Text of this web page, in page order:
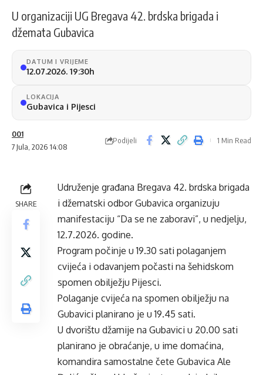
U organizaciji UG Bregava 42. brdska brigada i
džemata Gubavica
DATUM I VRIJEME
12.07.2026. 19:30h
LOKACIJA
Gubavica i Pijesci
7 Jula, 2026 14:08
001
Podijeli 1 Min Read
SHARE
Udruženje građana Bregava 42. brdska brigada
i džematski odbor Gubavica organizuju
manifestaciju “Da se ne zaboravi”, u nedjelju,
12.7.2026. godine.
Program počinje u 19.30 sati polaganjem
cvijeća i odavanjem počasti na šehidskom
spomen obilježju Pijesci.
Polaganje cvijeća na spomen obilježju na
Gubavici planirano je u 19.45 sati.
U dvorištu džamije na Gubavici u 20.00 sati
planirano je obraćanje, u ime domaćina,
komandira samostalne čete Gubavica Ale